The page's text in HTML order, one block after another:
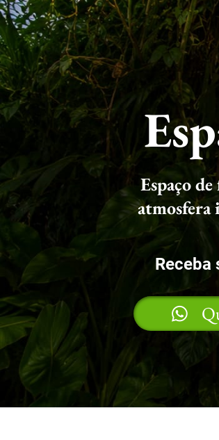
Espaço
atmosfera
Receba